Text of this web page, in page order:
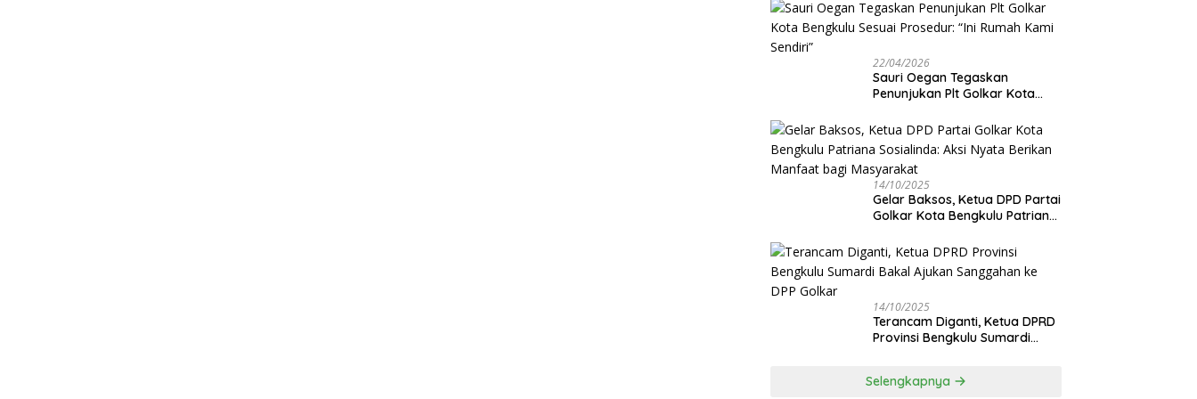
Disetujui
22/04/2026
Sauri Oegan Tegaskan
Penunjukan Plt Golkar Kota
Rumah Kami Sendiri”
14/10/2025
‎Gelar Baksos, Ketua DPD Partai
Golkar Kota Bengkulu Patriana
Manfaat bagi Masyarakat
14/10/2025
Terancam Diganti, Ketua DPRD
Provinsi Bengkulu Sumardi
Selengkapnya